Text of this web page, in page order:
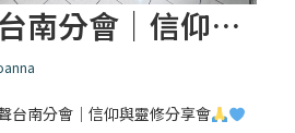
2025.01.11
10 (五) 平日聖道禮儀
天主教之聲台南分會｜信仰與靈修分享會
台南分會｜信仰與靈修分享會